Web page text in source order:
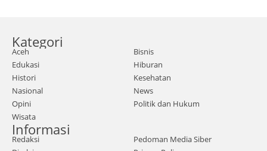
Kategori
Aceh
Bisnis
Edukasi
Hiburan
Histori
Kesehatan
Nasional
News
Opini
Politik dan Hukum
Wisata
Informasi
Redaksi
Pedoman Media Siber